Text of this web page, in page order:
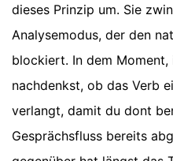
dieses Prinzip um. Sie
Analysemodus, der den
blockiert. In dem
nachdenkst, ob das Verb
verlangt, damit du dont
Gesprächsfluss bereits